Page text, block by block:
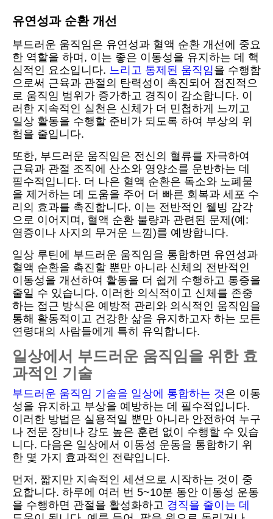
유연성과 순환 개선
부드러운 움직임은 유연성과 혈액 순환 개선에 중요
한 역할을 하며, 이는 좋은 이동성을 유지하는 데 핵
심적인 요소입니다. 느리고 통제된 움직임을 수행함
으로써 근육과 관절의 탄력성이 촉진되어 점진적으
로 움직임 범위가 증가하고 경직이 감소합니다. 이
러한 지속적인 실천은 신체가 더 민첩하게 느끼고
일상 활동을 수행할 준비가 되도록 하여 부상의 위
험을 줄입니다.
또한, 부드러운 움직임은 전신의 혈류를 자극하여
근육과 관절 조직에 산소와 영양소를 운반하는 데
필수적입니다. 더 나은 혈액 순환은 독소와 노폐물
을 제거하는 데 도움을 주어 더 빠른 회복과 세포 수
리의 효과를 촉진합니다. 이는 전반적인 웰빙 감각
으로 이어지며, 혈액 순환 불량과 관련된 문제(예:
염증이나 사지의 무거운 느낌)를 예방합니다.
일상 루틴에 부드러운 움직임을 통합하면 유연성과
혈액 순환을 촉진할 뿐만 아니라 신체의 전반적인
이동성을 개선하여 활동을 더 쉽게 수행하고 통증을
줄일 수 있습니다. 이러한 의식적이고 신체를 존중
하는 접근 방식은 예방적 관리와 의식적인 움직임을
통해 활동적이고 건강한 삶을 유지하고자 하는 모든
연령대의 사람들에게 특히 유익합니다.
일상에서 부드러운 움직임을 위한 효
과적인 기술
부드러운 움직임 기술을 일상에 통합하는 것은 이동
성을 유지하고 부상을 예방하는 데 필수적입니다.
이러한 방법은 실용적일 뿐만 아니라 안전하여 누구
나 전문 장비나 강도 높은 훈련 없이 수행할 수 있습
니다. 다음은 일상에서 이동성 운동을 통합하기 위
한 몇 가지 효과적인 전략입니다.
먼저, 짧지만 지속적인 세션으로 시작하는 것이 중
요합니다. 하루에 여러 번 5~10분 동안 이동성 운동
을 수행하면 관절을 활성화하고 경직을 줄이는 데